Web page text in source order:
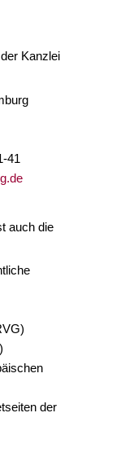
Kanzlei
41
auch die
der